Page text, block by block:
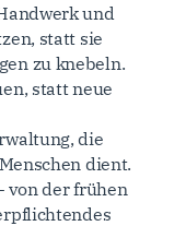
und
statt sie
zu knebeln.
statt neue
die
dient.
von der frühen